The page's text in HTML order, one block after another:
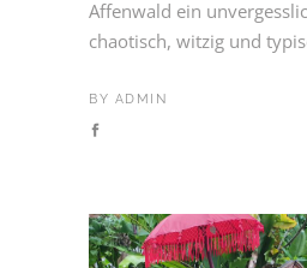
Affenwald ein
chaotisch, witzig und
BY ADMIN